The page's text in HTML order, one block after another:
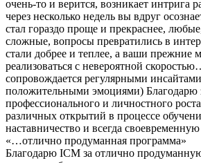
очень-то и верится, возникает интрига
через несколько недель вы вдруг
стал гораздо проще и прекраснее,
сложные, вопросы превратились в
стали добрее и теплее, а ваши прежние
реализоваться с невероятной
сопровождается регулярными
положительными эмоциями) Благодарю
профессионального и личностного
различных открытий в процессе
наставничество и всегда
«…отлично продуманная программа»
Благодарю ICM за отлично